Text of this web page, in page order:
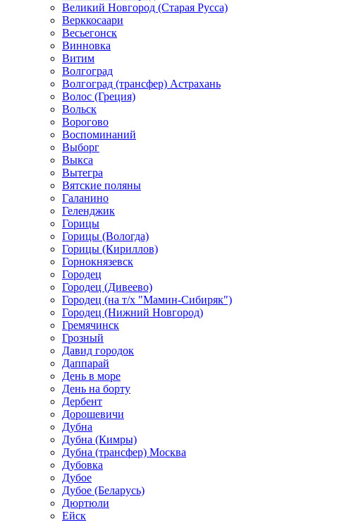
Великий Новгород (Старая Русса)
Верккосаари
Весьегонск
Винновка
Витим
Волгоград
Волгоград (трансфер) Астрахань
Волос (Греция)
Вольск
Ворогово
Воспоминаний
Выборг
Выкса
Вытегра
Вятские поляны
Галанино
Геленджик
Горицы
Горицы (Вологда)
Горицы (Кириллов)
Горнокнязевск
Городец
Городец (Дивеево)
Городец (на т/х "Мамин-Сибиряк")
Городец (Нижний Новгород)
Гремячинск
Грозный
Давид городок
Даппарай
День в море
День на борту
Дербент
Дорошевичи
Дубна
Дубна (Кимры)
Дубна (трансфер) Москва
Дубовка
Дубое
Дубое (Беларусь)
Дюртюли
Ейск